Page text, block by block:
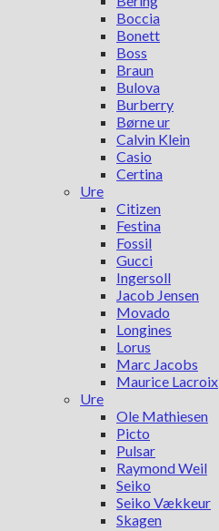
Boccia
Bonett
Boss
Braun
Bulova
Burberry
Børne ur
Calvin Klein
Casio
Certina
Ure
Citizen
Festina
Fossil
Gucci
Ingersoll
Jacob Jensen
Movado
Longines
Lorus
Marc Jacobs
Maurice Lacroix
Ure
Ole Mathiesen
Picto
Pulsar
Raymond Weil
Seiko
Seiko Vækkeur
Skagen